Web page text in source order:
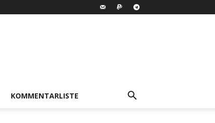
KOMMENTARLISTE